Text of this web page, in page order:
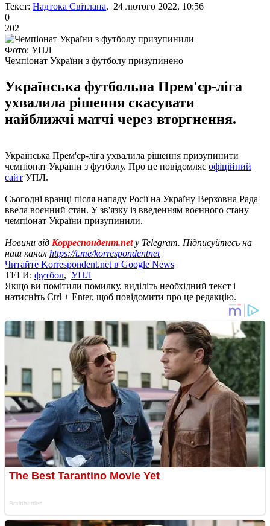
Текст: Надтока Світлана, 24 лютого 2022, 10:56
0
202
Фото: УПЛ
Чемпіонат України з футболу призупинено
Українська футбольна Прем'єр-ліга
ухвалила рішення скасувати
найближчі матчі через вторгнення.
Українська Прем'єр-ліга ухвалила рішення призупинити
чемпіонат України з футболу. Про це повідомляє офіційний
сайт УПЛ.
Сьогодні вранці після нападу Росії на Україну Верховна Рада
ввела воєнний стан. У зв'язку із введенням воєнного стану
чемпіонат України призупинили.
Новини від Корреспондент.netу Telegram. Підписуйтесь на
наш канал https://t.me/korrespondentnet
Читайте Korrespondent.net в Google News
ТЕГИ: футбол, УПЛ
Якщо ви помітили помилку, виділіть необхідний текст і
натисніть Ctrl + Enter, щоб повідомити про це редакцію.